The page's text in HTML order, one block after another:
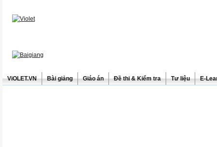
ViOLET.VN Bài giảng Giáo án Đề thi & Kiểm tra Tư liệu E-